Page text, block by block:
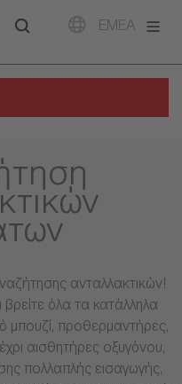
EMEA
ανταλλακτικών!
όλα τα κατάλληλα
μπουζί, προθερμαντήρες,
αισθητήρες οξυγόνου,
πολλαπλής εισαγωγής,